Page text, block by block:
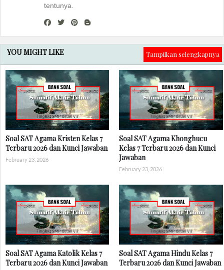
tentunya.
YOU MIGHT LIKE Tampilkan selengkapnya
Soal SAT Agama Kristen Kelas 7
Terbaru 2026 dan Kunci Jawaban
February 23, 2026
Soal SAT Agama Khonghucu
Kelas 7 Terbaru 2026 dan Kunci
Jawaban
February 23, 2026
Soal SAT Agama Katolik Kelas 7
Terbaru 2026 dan Kunci Jawaban
Soal SAT Agama Hindu Kelas 7
Terbaru 2026 dan Kunci Jawaban